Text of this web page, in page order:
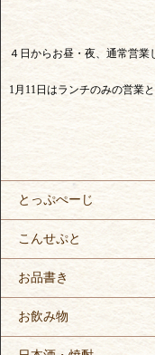
４日からお昼・夜、通常営業
1月11日はランチのみの営業
とっぷぺーじ
こんせぷと
お品書き
お飲み物